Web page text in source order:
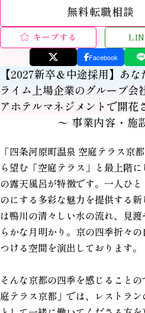
無料転職相談
キープする
Facebook
【2027新卒＆中途採用】あ
ライム上場企業のグループ会
アホテルマネジメントで開花
〜 事業内容・施
「四条河原町温泉 空庭テラス京
ら望む「空庭テラス」と最上階
の露天風呂が特徴です。一人ひ
のにする多彩な魅力を提供する
は鴨川の清々しい水の流れ、見
らかな月明かり。京の四季折々
つける空間を演出しております。
そんな京都の四季を感じること
庭テラス京都」では、レストラン